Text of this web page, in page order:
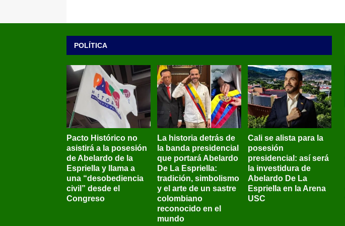
POLÍTICA
Pacto Histórico no
asistirá a la posesión
de Abelardo de la
Espriella y llama a
una “desobediencia
civil” desde el
Congreso
La historia detrás de
la banda presidencial
que portará Abelardo
De La Espriella:
tradición, simbolismo
y el arte de un sastre
colombiano
reconocido en el
mundo
Cali se alista para la
posesión
presidencial: así será
la investidura de
Abelardo De La
Espriella en la Arena
USC